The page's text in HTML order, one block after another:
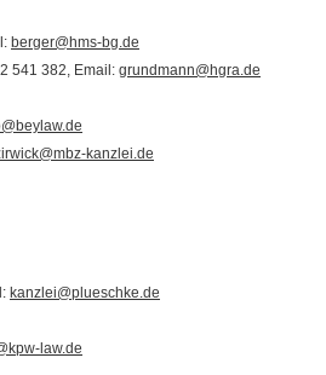
berger@hms-bg.de
541 382, Email: grundmann@hgra.de
kanzlei.de
kanzlei@plueschke.de
law.de